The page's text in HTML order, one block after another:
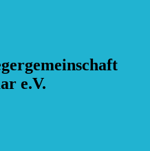
e.V.